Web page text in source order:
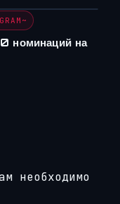
номинаций на
необходимо